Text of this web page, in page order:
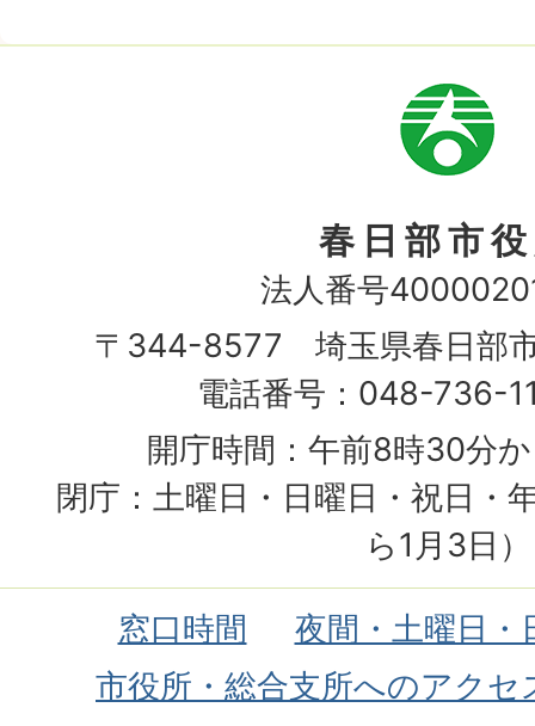
市
章
春日部市
法人番号
〒344-8577 埼玉県春日部
電話番号：048-736-
開庁時間：午前8時30分
閉庁：土曜日・日曜日・祝日・
ら1月3日）
窓口時間
夜間・土曜日・
市役所・総合支所へのアクセ